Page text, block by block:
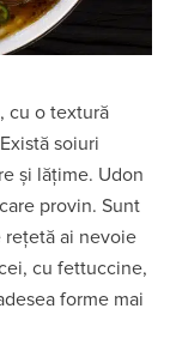
cu o textură
soiuri
și lățime. Udon
provin. Sunt
rețetă ai nevoie
cu fettuccine,
forme mai